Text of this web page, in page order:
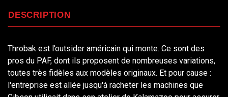
DESCRIPTION
Throbak est l’outsider américain qui monte. Ce sont des
pros du PAF, dont ils proposent de nombreuses variations,
toutes très fidèles aux modèles originaux. Et pour cause :
l'entreprise est allée jusqu'à racheter les machines que